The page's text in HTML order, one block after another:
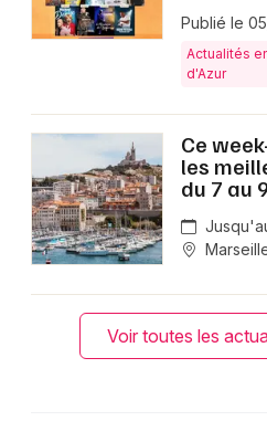
Publié le
Actualités
d'Azur
Ce
les
du 7 au
Voir toutes les